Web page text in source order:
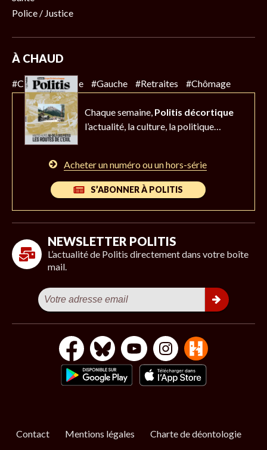
Police / Justice
À CHAUD
#Climat #Police #Gauche #Retraites #Chômage
Chaque semaine, Politis décortique
l’actualité, la culture, la politique…
Acheter un numéro ou un hors-série
S’ABONNER À POLITIS
NEWSLETTER POLITIS
L’actualité de Politis directement dans votre boîte
mail.
Contact Mentions légales
Charte de déontologie